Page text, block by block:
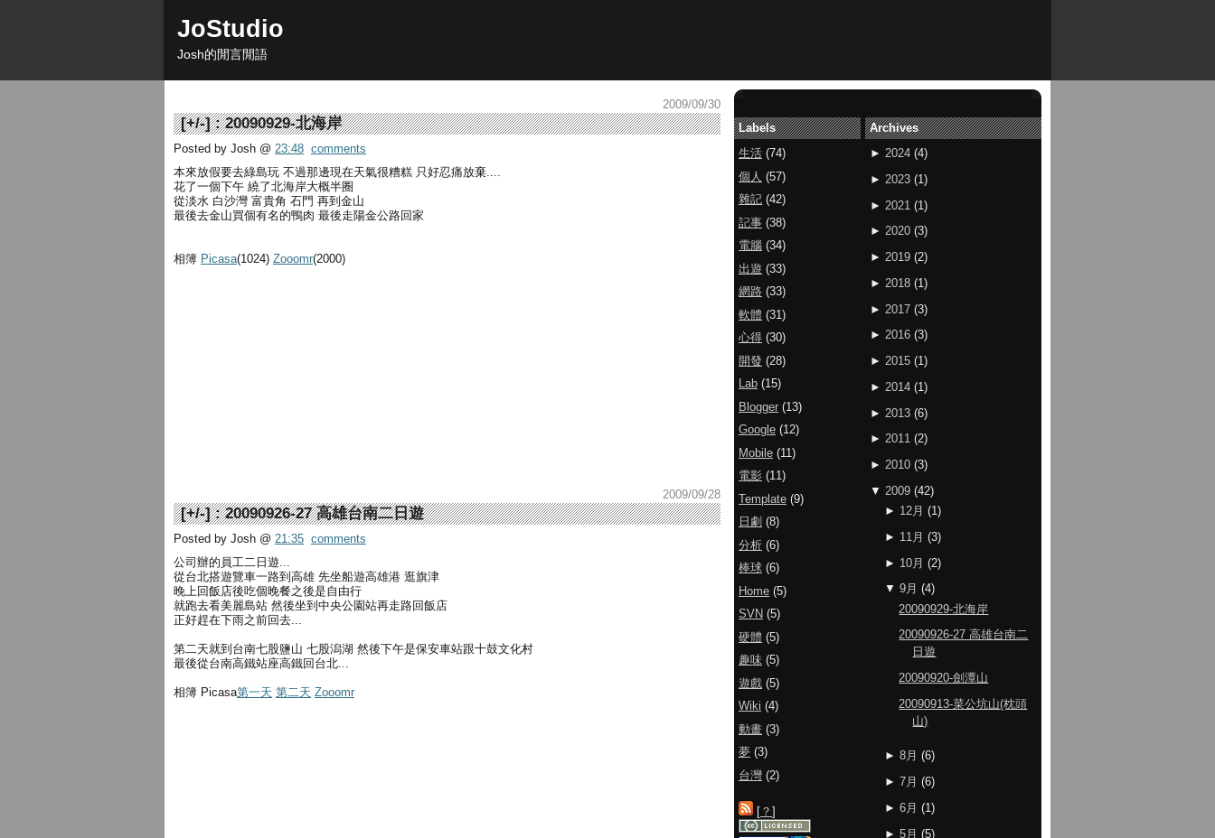
JoStudio
Josh的閒言閒語
2009/09/30
[+/-] :20090929-北海岸
Posted by Josh @ 23:48 comments
本來放假要去綠島玩 不過那邊現在天氣很糟糕 只好忍痛放棄....
花了一個下午 繞了北海岸大概半圈
從淡水 白沙灣 富貴角 石門 再到金山
最後去金山買個有名的鴨肉 最後走陽金公路回家
相簿 Picasa(1024) Zooomr(2000)
2009/09/28
[+/-] :20090926-27 高雄台南二日遊
Posted by Josh @ 21:35 comments
公司辦的員工二日遊...
從台北搭遊覽車一路到高雄 先坐船遊高雄港 逛旗津
晚上回飯店後吃個晚餐之後是自由行
就跑去看美麗島站 然後坐到中央公園站再走路回飯店
正好趕在下雨之前回去...
第二天就到台南七股鹽山 七股潟湖 然後下午是保安車站跟十鼓文化村
最後從台南高鐵站座高鐵回台北...
相簿 Picasa第一天 第二天 Zooomr
Archives
► 2024 (4)
► 2023 (1 )
► 2021 (1)
► 2020 (3)
► 2019 (2)
► 2018 (1 )
► 2017 (3)
► 2016 (3)
► 2015 (1)
► 2014 (1 )
► 2013 (6)
► 2011 (2)
► 2010 (3)
▼ 2009 (42)
► 12月 (1)
► 11月 (3)
► 10月 (2)
▼ 9月 (4)
20090929-北海岸
20090926-27 高雄台南二
日遊
20090920-劍潭山
20090913-菜公坑山(枕頭
山)
► 8月 (6)
► 7月 (6)
► 6月 (1 )
► 5月 (5)
Labels
生活 (74)
個人 (57)
雜記 (42)
記事 (38)
電腦 (34)
出遊 (33)
網路 (33)
軟體 (31)
心得 (30)
開發 (28)
Lab (15)
Blogger (13)
Google (12)
Mobile (11)
電影 (11)
Template (9)
日劇 (8)
分析 (6)
棒球 (6)
Home (5)
SVN (5)
硬體 (5)
趣味 (5)
遊戲 (5)
Wiki (4)
動畫 (3)
夢 (3)
台灣 (2)
[ ？ ]